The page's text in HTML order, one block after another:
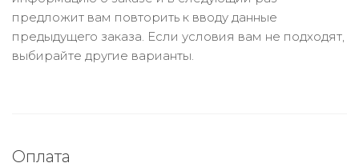
предложит вам повторить к вводу данные
предыдущего заказа. Если условия вам не подходят,
выбирайте другие варианты.
Оплата